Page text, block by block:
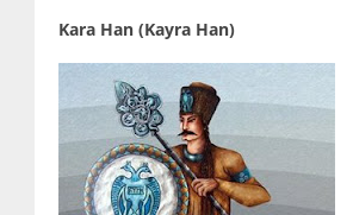
Kara Han (Kayra Han)